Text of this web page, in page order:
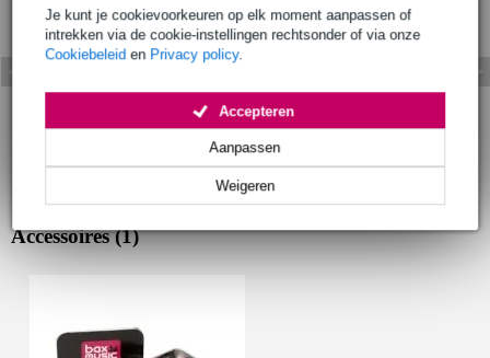
Je kunt je cookievoorkeuren op elk moment aanpassen of
intrekken via de cookie-instellingen rechtsonder of via onze
Cookiebeleid en Privacy policy.
Weigeren
Aanpassen
Accepteren
Accessoires (1)